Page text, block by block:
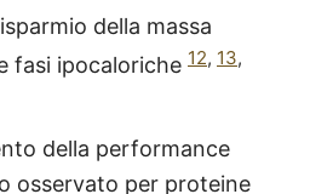
della massa
fasi ipocaloriche 12, 13,
della performance
osservato per proteine